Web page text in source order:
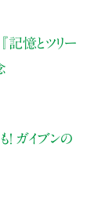
『記憶とツリー
ガイブンの